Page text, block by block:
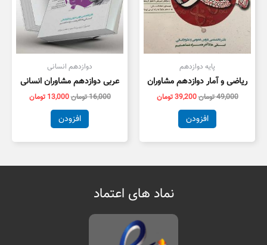
پایه دوازدهم
ریاضی و آمار دوازدهم مشاوران
49,000تومان39,200تومان
افزودن
دوازدهم انسانی
عربی دوازدهم مشاوران انسانی
16,000تومان13,000 تومان
افزودن
نماد های اعتماد